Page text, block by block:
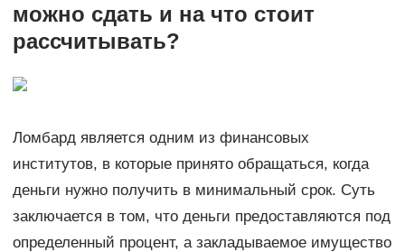
можно сдать и на что стоит
рассчитывать?
Ломбард является одним из финансовых
институтов, в которые принято обращаться, когда
деньги нужно получить в минимальный срок. Суть
заключается в том, что деньги предоставляются под
определенный процент, а закладываемое имущество